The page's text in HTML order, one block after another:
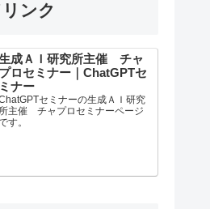
ンク
成ＡＩ研究所主催 チャ
プロセミナー｜ChatGPTセ
ミナー
セミナーの生成ＡＩ研究
所主催 チャプロセミナーページ
す。